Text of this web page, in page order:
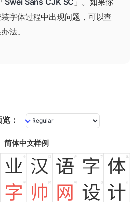
Swei Sans CJK SC 」 。如果你
字体过程中出现问题，可以查
法。
：
简体中文样例
业
业
汉
汉
语
语
字
字
体
体
字
字
帅
帅
网
网
设
设
计
计